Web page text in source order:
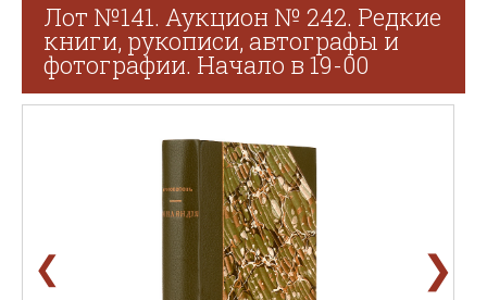
Лот №141. Аукцион № 242. Редкие
книги, рукописи, автографы и
фотографии. Начало в 19-00
❮ ❯